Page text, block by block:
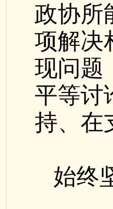
政协所
项解决
现问题
平等讨
持、在
始终